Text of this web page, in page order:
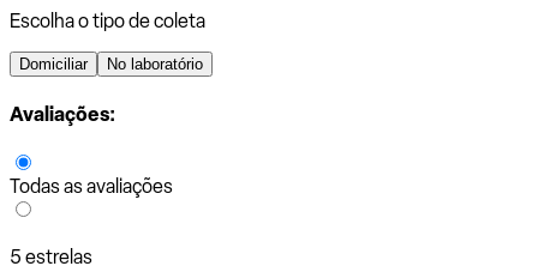
Escolha o tipo de coleta
Domiciliar No laboratório
Avaliações:
Todas as avaliações
5 estrelas